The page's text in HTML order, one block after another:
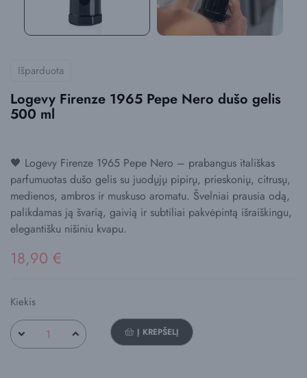
Išparduota
Logevy Firenze 1965 Pepe Nero dušo gelis
500 ml
🖤 Logevy Firenze 1965 Pepe Nero – prabangus itališkas
parfumuotas dušo gelis su juodųjų pipirų, prieskonių, citrusų,
medienos, ambros ir muskuso aromatu. Švelniai prausia odą,
palikdamas ją švarią, gaivią ir subtiliai pakvėpintą išraiškingu,
elegantišku nišiniu kvapu.
18,90 €
Kiekis
Į KREPŠELĮ